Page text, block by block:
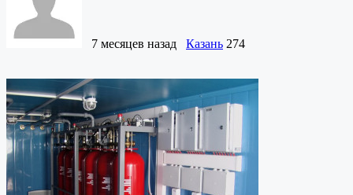
7 месяцев назад Казань 274